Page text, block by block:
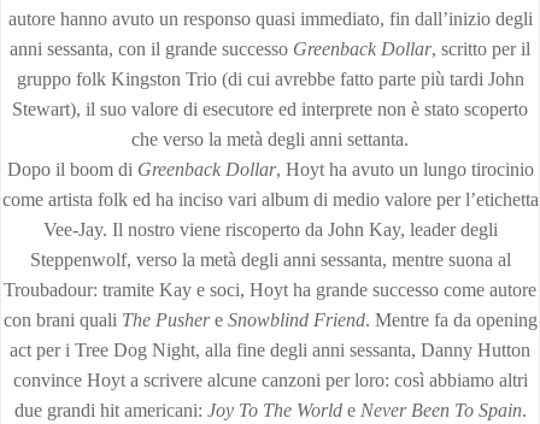
autore hanno avuto un responso quasi immediato, fin dall’inizio degli
anni sessanta, con il grande successo Greenback Dollar, scritto per il
gruppo folk Kingston Trio (di cui avrebbe fatto parte più tardi John
Stewart), il suo valore di esecutore ed interprete non è stato scoperto
che verso la metà degli anni settanta.
Dopo il boom di Greenback Dollar, Hoyt ha avuto un lungo tirocinio
come artista folk ed ha inciso vari album di medio valore per l’etichetta
Vee-Jay. Il nostro viene riscoperto da John Kay, leader degli
Steppenwolf, verso la metà degli anni sessanta, mentre suona al
Troubadour: tramite Kay e soci, Hoyt ha grande successo come autore
con brani quali The Pushere Snowblind Friend. Mentre fa da opening
act per i Tree Dog Night, alla fine degli anni sessanta, Danny Hutton
convince Hoyt a scrivere alcune canzoni per loro: così abbiamo altri
due grandi hit americani: Joy To The Worlde Never Been To Spain.